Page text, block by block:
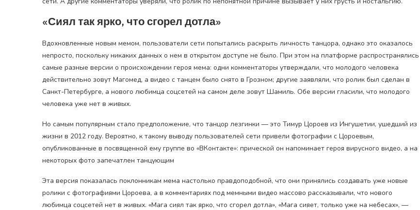
«Сиял так ярко, что сгорел дотла»
Вдохновленные новым мемом, пользователи сети попытались раскрыть личность танцора, однако это оказалось
непросто, поскольку никаких данных о нем в открытом доступе не было. При этом на платформе распространялись
самые разные версии о происхождении героя мема: одни комментаторы утверждали, что молодого человека
действительно зовут Магомед, а видео с танцем было снято в Грозном; другие заявляли, что ролик был сделан в
Санкт-Петербурге, а нового любимца соцсетей на самом деле зовут Шамиль. Обе версии гласили, что молодого
человека уже нет в живых.
Но самым популярным стало предположение, что танцор лезгинки — это Тимур Цороев из Ингушетии, ушедший из
жизни в 2012 году. Вероятно, к такому выводу пользователей сети привели фотографии с Цороевым,
опубликованные в посвященной ему группе во «ВКонтакте»: прической он напоминает героя вирусного видео, а на
некоторых фото запечатлен танцующим
Эта версия показалась поклонникам мема настолько правдоподобной, что они принялись создавать уже новые
ролики с фотографиями Цороева, а в комментариях под мемными видео массово рассказывали, что нового
любимца соцсетей нет в живых. «Мага сиял так ярко, что сгорел дотла», «Мага сияет, только уже на небесах», —